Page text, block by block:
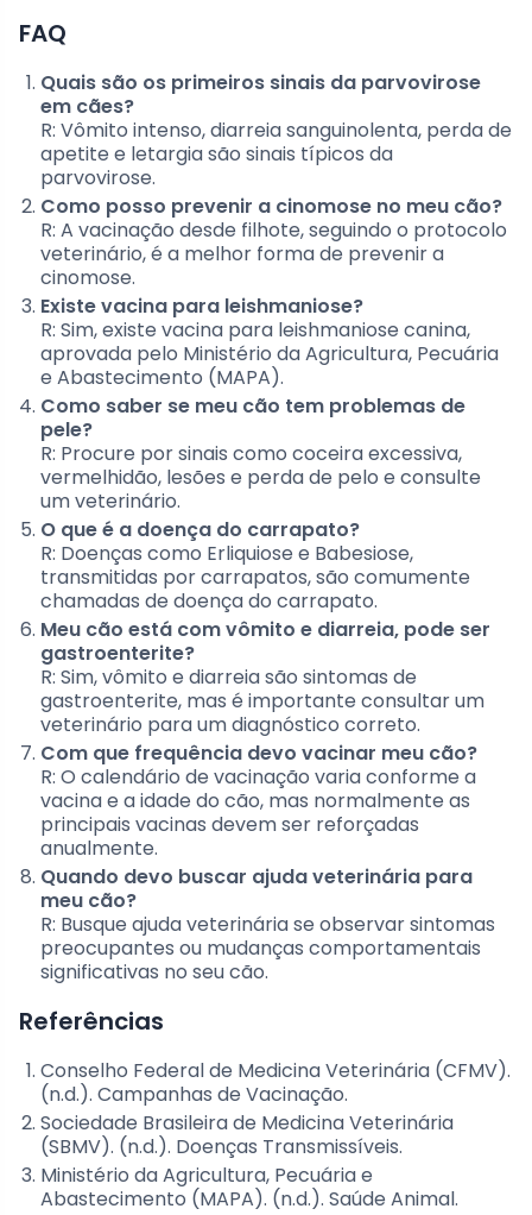
FAQ
Quais são os primeiros sinais da parvovirose
em cães?
R: Vômito intenso, diarreia sanguinolenta, perda de
apetite e letargia são sinais típicos da
parvovirose.
Como posso prevenir a cinomose no meu cão?
R: A vacinação desde filhote, seguindo o protocolo
veterinário, é a melhor forma de prevenir a
cinomose.
Existe vacina para leishmaniose?
R: Sim, existe vacina para leishmaniose canina,
aprovada pelo Ministério da Agricultura, Pecuária
e Abastecimento (MAPA).
Como saber se meu cão tem problemas de
pele?
R: Procure por sinais como coceira excessiva,
vermelhidão, lesões e perda de pelo e consulte
um veterinário.
O que é a doença do carrapato?
R: Doenças como Erliquiose e Babesiose,
transmitidas por carrapatos, são comumente
chamadas de doença do carrapato.
Meu cão está com vômito e diarreia, pode ser
gastroenterite?
R: Sim, vômito e diarreia são sintomas de
gastroenterite, mas é importante consultar um
veterinário para um diagnóstico correto.
Com que frequência devo vacinar meu cão?
R: O calendário de vacinação varia conforme a
vacina e a idade do cão, mas normalmente as
principais vacinas devem ser reforçadas
anualmente.
Quando devo buscar ajuda veterinária para
meu cão?
R: Busque ajuda veterinária se observar sintomas
preocupantes ou mudanças comportamentais
significativas no seu cão.
Referências
Conselho Federal de Medicina Veterinária (CFMV).
(n.d.). Campanhas de Vacinação.
Sociedade Brasileira de Medicina Veterinária
(SBMV). (n.d.). Doenças Transmissíveis.
Ministério da Agricultura, Pecuária e
Abastecimento (MAPA). (n.d.). Saúde Animal.